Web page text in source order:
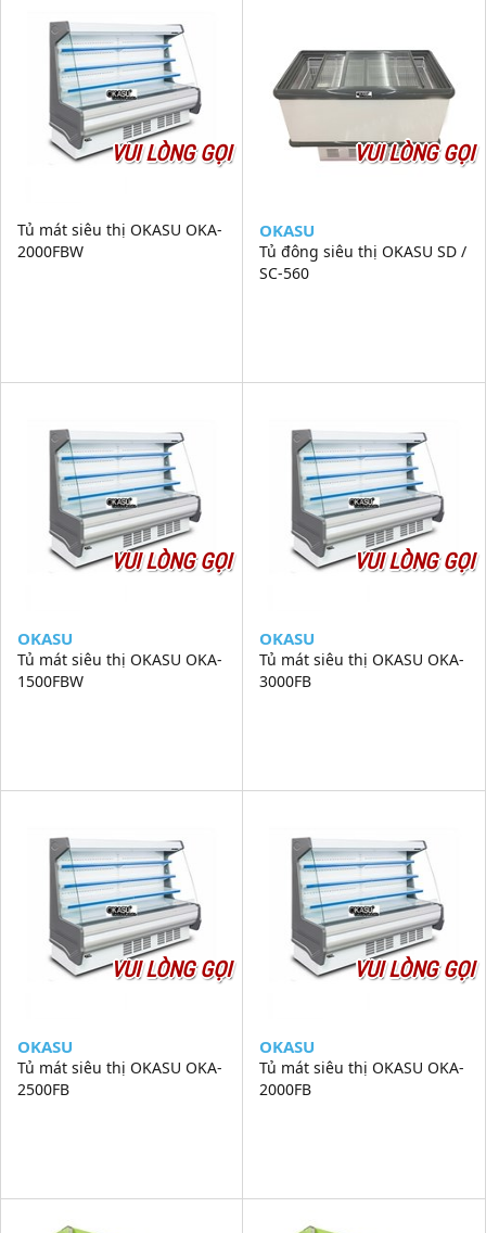
VUI LÒNG GỌI
Tủ mát siêu thị OKASU OKA-
2000FBW
VUI LÒNG GỌI
OKASU
Tủ đông siêu thị OKASU SD /
SC-560
VUI LÒNG GỌI
OKASU
Tủ mát siêu thị OKASU OKA-
1500FBW
VUI LÒNG GỌI
OKASU
Tủ mát siêu thị OKASU OKA-
3000FB
VUI LÒNG GỌI
OKASU
Tủ mát siêu thị OKASU OKA-
2500FB
VUI LÒNG GỌI
OKASU
Tủ mát siêu thị OKASU OKA-
2000FB